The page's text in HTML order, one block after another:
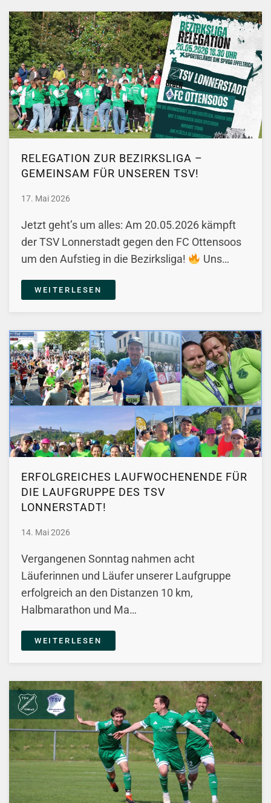
RELEGATION ZUR BEZIRKSLIGA –
GEMEINSAM FÜR UNSEREN TSV!
17. Mai 2026
Jetzt geht’s um alles: Am 20.05.2026 kämpft
der TSV Lonnerstadt gegen den FC Ottensoos
um den Aufstieg in die Bezirksliga!
Uns…
WEITERLESEN
ERFOLGREICHES LAUFWOCHENENDE FÜR
DIE LAUFGRUPPE DES TSV
LONNERSTADT!
14. Mai 2026
Vergangenen Sonntag nahmen acht
Läuferinnen und Läufer unserer Laufgruppe
erfolgreich an den Distanzen 10 km,
Halbmarathon und Ma…
WEITERLESEN